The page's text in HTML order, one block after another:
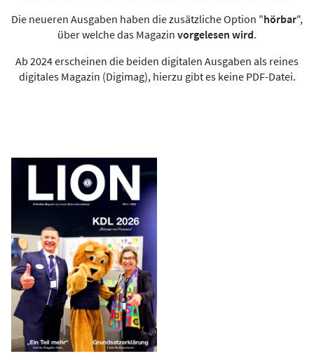
Die neueren Ausgaben haben die zusätzliche Option "hörbar",
über welche das Magazin vorgelesen wird.
Ab 2024 erscheinen die beiden digitalen Ausgaben als reines
digitales Magazin (Digimag), hierzu gibt es keine PDF-Datei.